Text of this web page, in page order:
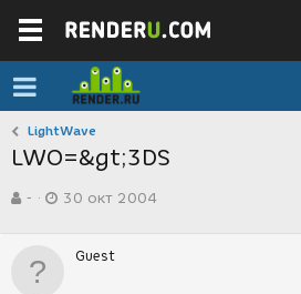
LightWave
LWO=&gt;3DS
в
р
-
а
30 окт 2004
Guest